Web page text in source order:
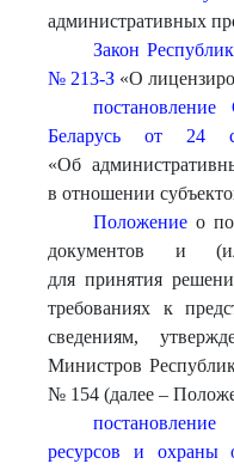
административных
Закон
№ 213-З «О
Беларусь от
«Об
в отношении
Положениео
документов и
для принятия
требованиях к
сведениям,
Министров
№ 154 (далее –
ресурсов и охраны